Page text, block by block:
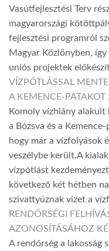
Vasútfejlesztési Terv
magyarországi
fejlesztési programról
Magyar Közlönyben,
uniós projektek
VÍZPÓTLÁSSAL
A KEMENCE-PATAKOT
Komoly vízhiány alakult
a Bózsva és a
hogy már a vízfolyások
veszélybe került.A
vízpótlást
következő két hétben
szivattyúznak vizet a
RENDŐRSÉGI
AZONOSÍTÁSÁHOZ
A rendőrség a lakosság